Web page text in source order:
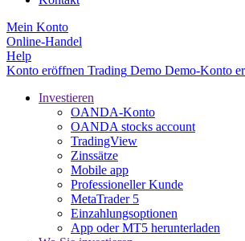
Mein Konto
Online-Handel
Help
Konto eröffnen Trading Demo Demo-Konto
Investieren
OANDA-Konto
OANDA stocks account
TradingView
Zinssätze
Mobile app
Professioneller Kunde
MetaTrader 5
Einzahlungsoptionen
App oder MT5 herunterladen